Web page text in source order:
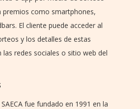
premios como smartphones,
El cliente puede acceder al
y los detalles de estas
redes sociales o sitio web del
fue fundado en 1991 en la